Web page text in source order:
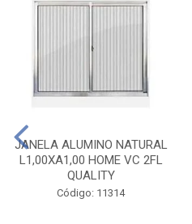
JANELA ALUMINO NATURAL
L1,00XA1,00 HOME VC 2FL
QUALITY
Código: 11314